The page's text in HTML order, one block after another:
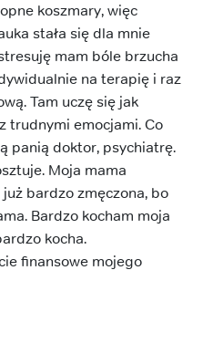
koszmary, więc
stała się dla mnie
mam bóle brzucha
na terapię i raz
Tam uczę się jak
trudnymi emocjami. Co
panią doktor, psychiatrę.
Moja mama
bardzo zmęczona, bo
Bardzo kocham moja
kocha.
finansowe mojego